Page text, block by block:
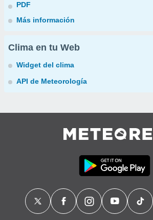
PDF
Más información
Clima en tu Web
Widget del clima
API de Meteorología